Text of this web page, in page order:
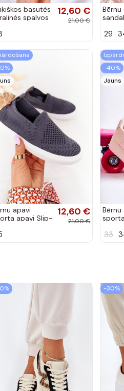
basutės
spalvos
12,60 €
21,00 €
Bērnu
29
apavi
apavi Slip-
krāsas
12,60 €
21,00 €
-40%
Jauns
Bērnu
Rozā
33
-30%